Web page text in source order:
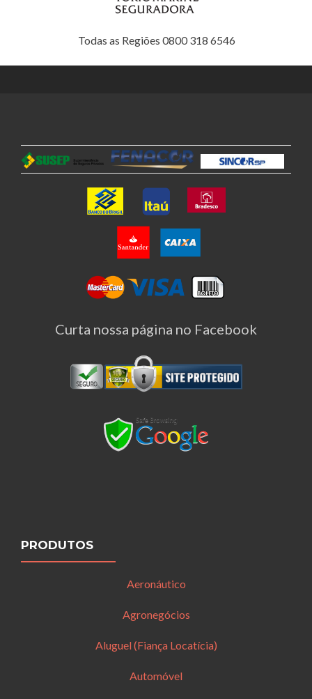
Todas as Regiões 0800 318 6546
Curta nossa página no Facebook
PRODUTOS
Aeronáutico
Agronegócios
Aluguel (Fiança Locatícia)
Automóvel